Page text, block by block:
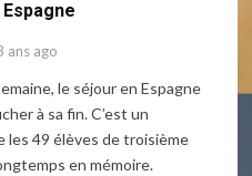
ans ago
le séjour en Espagne
à sa fin. C’est un
les 49 élèves de troisième
en mémoire.